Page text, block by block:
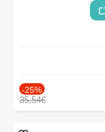
-25%
35.54€